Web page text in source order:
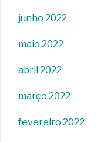
junho 2022
maio 2022
abril 2022
março 2022
fevereiro 2022